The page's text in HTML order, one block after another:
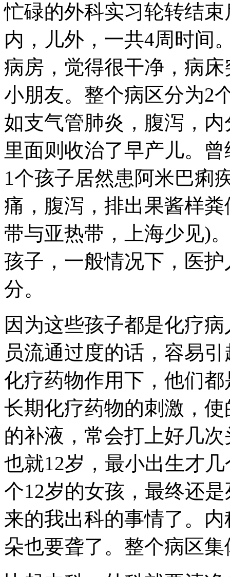
忙碌的外科实习轮转结
内，儿外，一共4周时间
病房，觉得很干净，病
小朋友。整个病区分为2
如支气管肺炎，腹泻，
里面则收治了早产儿。
1个孩子居然患阿米巴痢
痛，腹泻，排出果酱样
带与亚热带，上海少见)
孩子，一般情况下，医
分。
因为这些孩子都是化疗
员流通过度的话，容易
化疗药物作用下，他们
长期化疗药物的刺激，
的补液，常会打上好几
也就12岁，最小出生才
个12岁的女孩，最终还
来的我出科的事情了。
朵也要聋了。整个病区